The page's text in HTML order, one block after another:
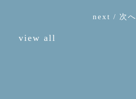
next / 次へ
view all